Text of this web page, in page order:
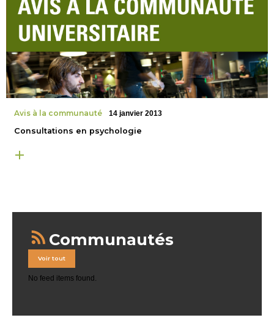
Avis à la communauté 14 janvier 2013
Consultations en psychologie
Communautés
Voir tout
No feed items found.